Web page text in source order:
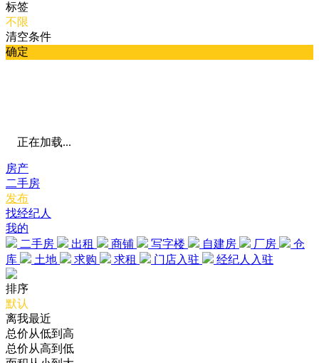
标签
不限
清空条件
确定
正在加载...
房产
二手房
发布
找经纪人
我的
二手房
出租 商铺 写字楼 自建房 厂房
仓
库
土地 求购 求租 门店入驻 经纪人入驻
排序
默认
离我最近
总价从低到高
总价从高到低